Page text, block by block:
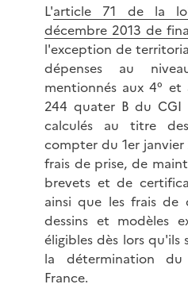
L'article 71 de la
décembre 2013 de
l'exception de
dépenses au
mentionnés aux 4°
244 quater B du
calculés au titre
compter du 1er janvier
frais de prise, de
brevets et de
ainsi que les frais
dessins et modèles
éligibles dès lors
la détermination
France.